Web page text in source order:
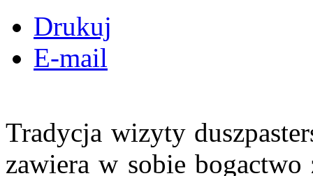
Drukuj
E-mail
Tradycja wizyty
zawiera w sobie